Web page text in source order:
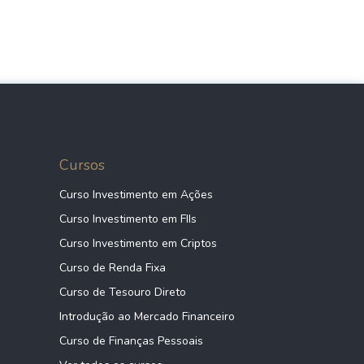
Cursos
Curso Investimento em Ações
Curso Investimento em FIIs
Curso Investimento em Criptos
Curso de Renda Fixa
Curso de Tesouro Direto
Introdução ao Mercado Financeiro
Curso de Finanças Pessoais